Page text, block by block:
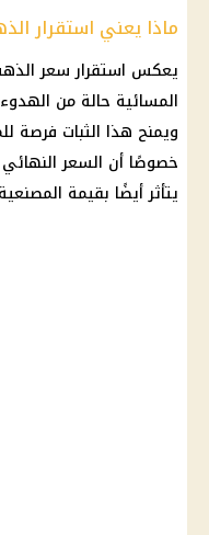
ماذا يعني استقرار
يعكس استقرار سعر
ويمنح هذا الثبات فرصة
خصوصًا أن السعر
يتأثر أيضًا بقيمة